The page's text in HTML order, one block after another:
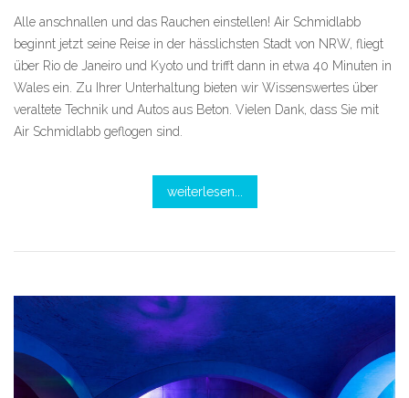
Alle anschnallen und das Rauchen einstellen! Air Schmidlabb
beginnt jetzt seine Reise in der hässlichsten Stadt von NRW, fliegt
über Rio de Janeiro und Kyoto und trifft dann in etwa 40 Minuten in
Wales ein. Zu Ihrer Unterhaltung bieten wir Wissenswertes über
veraltete Technik und Autos aus Beton. Vielen Dank, dass Sie mit
Air Schmidlabb geflogen sind.
weiterlesen...